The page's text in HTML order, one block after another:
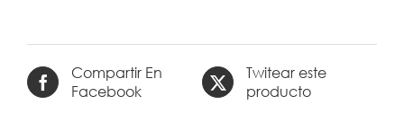
Compartir En
Facebook
Twitear este
producto